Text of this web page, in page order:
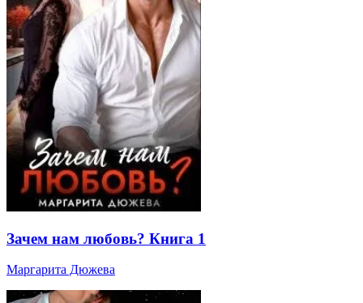
Зачем нам любовь? Книга 1
Маргарита Дюжева